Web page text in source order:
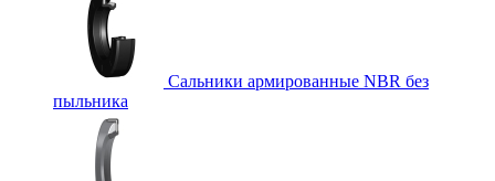
Сальники армированные NBR без
пыльника